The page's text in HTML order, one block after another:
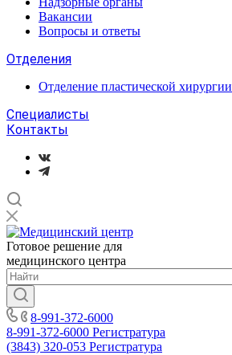
Вакансии
Вопросы и ответы
Отделения
Отделение пластической хирургии
Специалисты
Контакты
Готовое решение для
медицинского центра
8-991-372-6000
8-991-372-6000 Регистратура
(3843) 320-053 Регистратура